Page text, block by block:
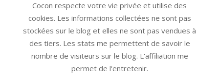
Cocon respecte votre vie privée et utilise des
cookies. Les informations collectées ne sont pas
stockées sur le blog et elles ne sont pas vendues à
des tiers. Les stats me permettent de savoir le
nombre de visiteurs sur le blog. L'affiliation me
permet de l'entretenir.